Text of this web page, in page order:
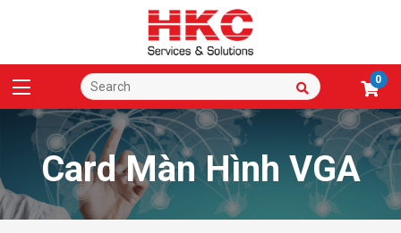
0
Card Màn Hình VGA